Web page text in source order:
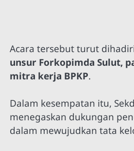
Acara tersebut turut
unsur Forkopimda Sulut,
mitra kerja BPKP.
Dalam kesempatan itu,
menegaskan dukungan
dalam mewujudkan tata